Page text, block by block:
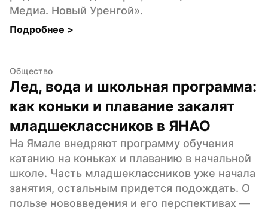
Медиа. Новый Уренгой».
Подробнее >
Общество
Лед, вода и школьная программа:
как коньки и плавание закалят
младшеклассников в ЯНАО
На Ямале внедряют программу обучения
катанию на коньках и плаванию в начальной
школе. Часть младшеклассников уже начала
занятия, остальным придется подождать. О
пользе нововведения и его перспективах —